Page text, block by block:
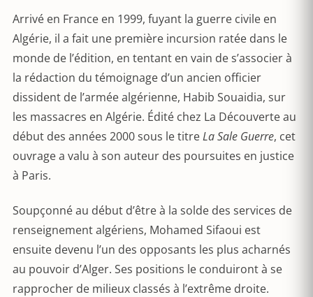
Arrivé en France en 1999, fuyant la guerre civile en
Algérie, il a fait une première incursion ratée dans le
monde de l’édition, en tentant en vain de s’associer à
la rédaction du témoignage d’un ancien officier
dissident de l’armée algérienne, Habib Souaidia, sur
les massacres en Algérie. Édité chez La Découverte au
début des années 2000 sous le titreLa Sale Guerre, cet
ouvrage a valu à son auteur des poursuites en justice
à Paris.
Soupçonné au début d’être à la solde des services de
renseignement algériens, Mohamed Sifaoui est
ensuite devenu l’un des opposants les plus acharnés
au pouvoir d’Alger. Ses positions le conduiront à se
rapprocher de milieux classés à l’extrême droite.